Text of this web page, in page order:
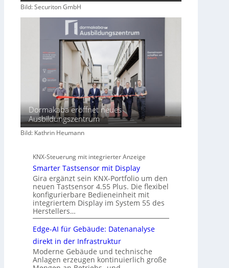
Bild: Securiton GmbH
Dormakaba eröffnet neues
Ausbildungszentrum
Bild: Kathrin Heumann
KNX-Steuerung mit integrierter Anzeige
Smarter Tastsensor mit Display
Gira ergänzt sein KNX-Portfolio um den
neuen Tastsensor 4.55 Plus. Die flexibel
konfigurierbare Bedieneinheit mit
integriertem Display im System 55 des
Herstellers…
Edge-AI für Gebäude: Datenanalyse
direkt in der Infrastruktur
Moderne Gebäude und technische
Anlagen erzeugen kontinuierlich große